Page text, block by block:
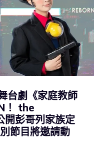
台劇《家庭教師
！ the
開彭哥列家族定
節目將邀請動